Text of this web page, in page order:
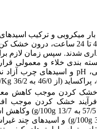
میکروبی و ترکیب
نقره‌ای مورد بررسی قرار گرفت. نمونه­ها در طی
بسته بندی خلاء و معمولی
pH و اسیدهای چرب آزاد
پراکساید (از 46/0 به 36/2 /Kg
کردن موجب کاهش
خشک کردن موجب
g/100g) وکاهش
g/100g) و اسیدهای چند غیراشباع (از